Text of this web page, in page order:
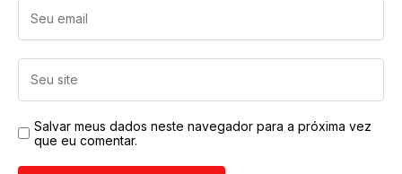
Salvar meus dados neste navegador para a próxima vez
que eu comentar.